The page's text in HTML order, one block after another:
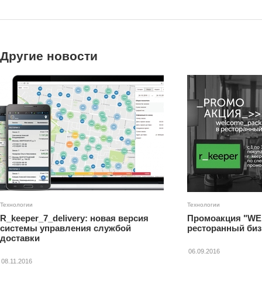
Другие новости
Технологии
R_keeper_7_delivery: новая версия
системы управления службой
доставки
08.11.2016
Технологии
Промоакция
ресторанный
06.09.2016